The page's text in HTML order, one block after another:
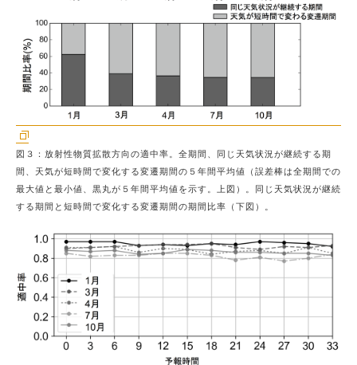
図３：放射性物質拡散方向の適中率。全期間、同じ天気状況が継続する期
間、天気が短時間で変化する変遷期間の５年間平均値（誤差棒は全期間での
最大値と最小値、黒丸が５年間平均値を示す。上図）。同じ天気状況が継続
する期間と短時間で変化する変遷期間の期間比率（下図）。